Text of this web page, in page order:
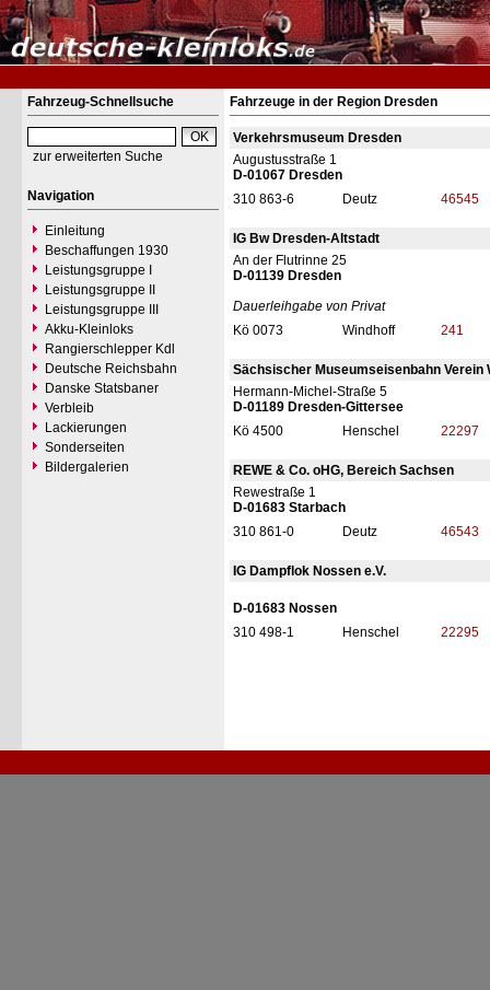
Fahrzeug-Schnellsuche
zur erweiterten Suche
Navigation
Einleitung
Beschaffungen 1930
Leistungsgruppe I
Leistungsgruppe II
Leistungsgruppe III
Akku-Kleinloks
Rangierschlepper Kdl
Deutsche Reichsbahn
Danske Statsbaner
Verbleib
Lackierungen
Sonderseiten
Bildergalerien
Fahrzeuge in der Region Dresden
Verkehrsmuseum Dresden
Augustusstraße 1
D-01067 Dresden
310 863-6
Deutz 46545
IG Bw Dresden-Altstadt
An der Flutrinne 25
D-01139 Dresden
Dauerleihgabe von Privat
Kö 0073
Windhoff 241
Sächsischer Museumseisenbahn Verein
Hermann-Michel-Straße 5
D-01189 Dresden-Gittersee
Kö 4500
Henschel 22297
REWE & Co. oHG, Bereich Sachsen
Rewestraße 1
D-01683 Starbach
310 861-0
Deutz 46543
IG Dampflok Nossen e.V.
D-01683 Nossen
310 498-1
Henschel 22295